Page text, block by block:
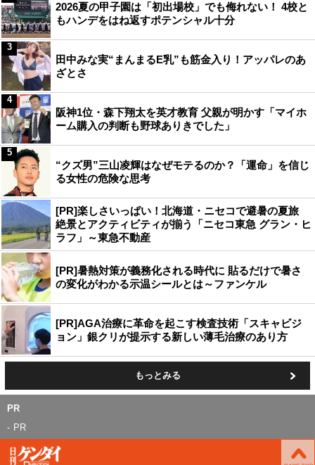
2026夏の甲子園は「初出場校」でも侮れない！ 4校と
もハンデをはね返すポテンシャル十分
田中みな実“まんまるE乳”も筋金入り！アッパレのあ
ざとさ
3
阪神1位・森下翔太を英才教育 父親が明かす「マイホ
ーム購入の判断も野球ありきでした」
4
“クズ男”三山凌輝はなぜモテるのか？「運命」を信じ
る女性の危険な思考
5
[PR]楽しさいっぱい！北海道・ニセコで避暑の夏旅
絶景とアクティビティが揃う「ニセコ東急 グラン・ヒ
ラフ」～東急不動産
[PR]暑熱対策が義務化される時代に 貼るだけで暑さ
の変化がわかる示温シールとは～ファンケル
[PR]AGA治療に革命を起こす検査技術「スキャビジ
ョン」銀クリが提示する新しい薄毛治療のあり方
もっとみる
PR
PR